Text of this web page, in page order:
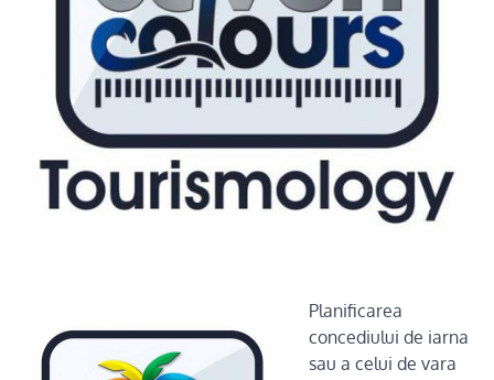
Planificarea
concediului de iarna
sau a celui de vara